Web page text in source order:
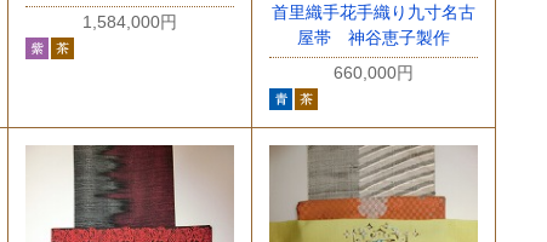
1,584,000円
首里織手花手織り九寸名古
屋帯 神谷恵子製作
660,000円